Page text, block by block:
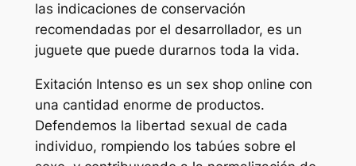
las indicaciones de conservación
recomendadas por el desarrollador, es un
juguete que puede durarnos toda la vida.
Exitación Intenso es un sex shop online con
una cantidad enorme de productos.
Defendemos la libertad sexual de cada
individuo, rompiendo los tabúes sobre el